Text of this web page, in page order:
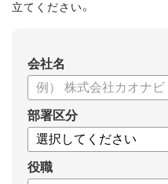
立てください。
会社名
部署区分
役職